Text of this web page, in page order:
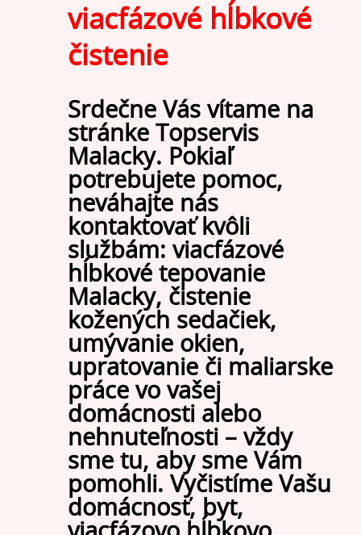
viacfázové hĺbkové
čistenie
Srdečne Vás vítame na
stránke Topservis
Malacky. Pokiaľ
potrebujete pomoc,
neváhajte nás
kontaktovať kvôli
službám: viacfázové
hĺbkové tepovanie
Malacky, čistenie
kožených sedačiek,
umývanie okien,
upratovanie či maliarske
práce vo vašej
domácnosti alebo
nehnuteľnosti – vždy
sme tu, aby sme Vám
pomohli. Vyčistíme Vašu
domácnosť, byt,